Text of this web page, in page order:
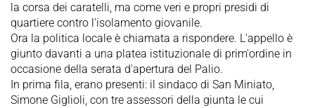
la corsa dei caratelli, ma come veri e propri presidi di
quartiere contro l'isolamento giovanile.
Ora la politica locale è chiamata a rispondere. L'appello è
giunto davanti a una platea istituzionale di prim'ordine in
occasione della serata d'apertura del Palio.
In prima fila, erano presenti: il sindaco di San Miniato,
Simone Giglioli, con tre assessori della giunta le cui